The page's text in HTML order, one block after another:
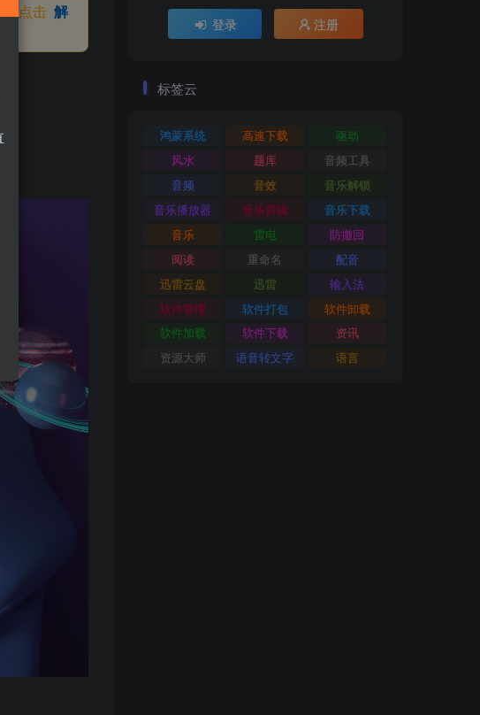
请点击 解
登录 注册
标签云
鸿蒙系统 高速下载
驱动
风水
题库
音频工具
音频
音效
音乐解锁
音乐播放器
音乐剪辑
音乐下载
音乐
雷电
防撤回
阅读
重命名
配音
迅雷云盘
迅雷
输入法
软件管理
软件打包
软件卸载
软件加载
软件下载
资讯
资源大师
语音转文字 语言